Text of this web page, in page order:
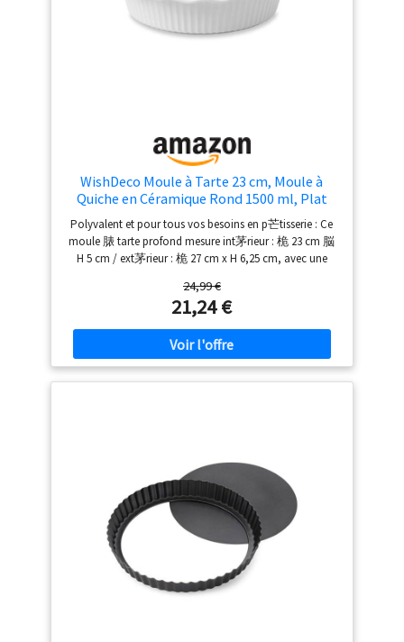
WishDeco Moule à Tarte 23 cm, Moule à
Quiche en Céramique Rond 1500 ml, Plat
Four à Gratin Blanc, Résistant au Four
Polyvalent et pour tous vos besoins en p芒tisserie : Ce
moule 脿 tarte profond mesure int茅rieur : 桅 23 cm 脳
H 5 cm / ext茅rieur : 桅 27 cm x H 6,25 cm, avec une
脿 p芒tisserie parfait pour tout, de la tarte aux pommes
classique et des quiches aux tartes et tourtes. Ses
dimensions accueillent facilement les recettes standard
et m锚me les garnitures de tartes du commerce, ce qui
en fait un moule 脿 tarte indispensable pour la cuisson.
24,99 €
21,24 €